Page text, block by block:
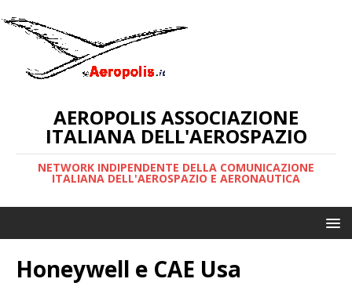
AEROPOLIS ASSOCIAZIONE
ITALIANA DELL'AEROSPAZIO
NETWORK INDIPENDENTE DELLA COMUNICAZIONE
ITALIANA DELL'AEROSPAZIO E AERONAUTICA
Honeywell e CAE Usa